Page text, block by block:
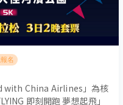
名
with China Airlines」為核
即刻開跑 夢想起飛」